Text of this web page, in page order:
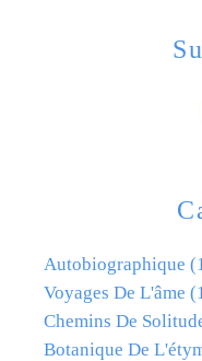
Autobiographique
Voyages De L'âme
Chemins De
Botanique De